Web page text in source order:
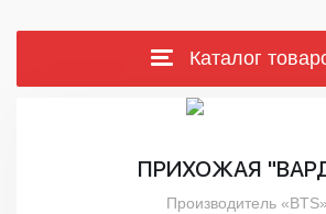
Каталог
ПРИХОЖАЯ
Производитель «BTS»